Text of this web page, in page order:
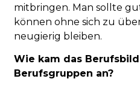
mitbringen. Man sollte
können ohne sich zu
neugierig bleiben.
Wie kam das
Berufsgruppen an?